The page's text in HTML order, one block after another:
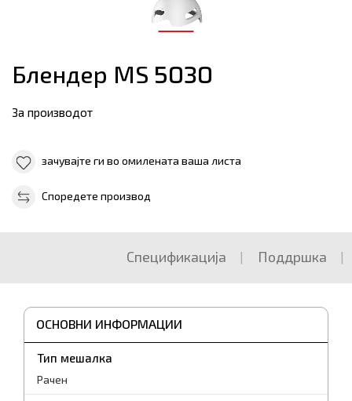
Блендер МЅ 5030
За производот
зачувајте ги во омилената ваша листа
Споредете производ
Спецификација Поддршка
ОСНОВНИ ИНФОРМАЦИИ
Тип мешалка
Рачен